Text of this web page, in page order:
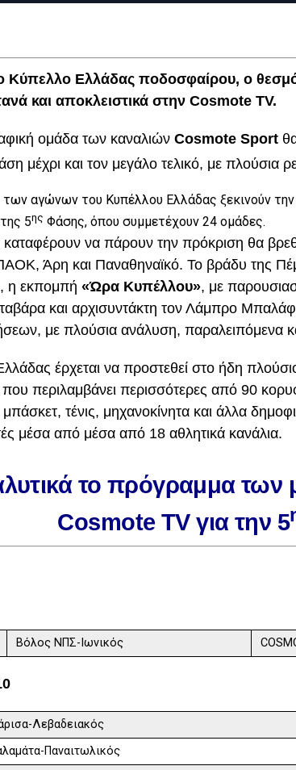
Κύπελλο Ελλάδας ποδοσφαίρου, ο
και αποκλειστικά στην Cosmote TV.
ομάδα των καναλιών Cosmote Sport
μέχρι και τον μεγάλο τελικό, με πλούσια
των αγώνων του Κυπέλλου Ελλάδας ξεκινούν
5ης Φάσης, όπου συμμετέχουν 24 ομάδες.
να πάρουν την πρόκριση θα
Άρη και Παναθηναϊκό. Το βράδυ της
η εκπομπή «Ώρα Κυπέλλου», με
και αρχισυντάκτη τον Λάμπρο
με πλούσια ανάλυση, παραλειπόμενα
έρχεται να προστεθεί στο ήδη
περιλαμβάνει περισσότερες από 90
τένις, μηχανοκίνητα και άλλα
μέσα από μέσα από 18 αθλητικά κανάλια.
το πρόγραμμα των
Cosmote TV για την 5
Βόλος ΝΠΣ-Ιωνικός
Λεβαδειακός
Παναιτωλικός